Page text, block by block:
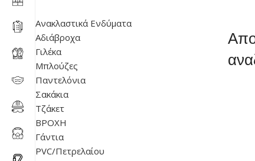
Ανακλαστικά Ενδύματα
Αδιάβροχα
Γιλέκα
Μπλούζες
Παντελόνια
Σακάκια
Τζάκετ
ΒΡΟΧΗ
Γάντια
PVC/Πετρελαίου